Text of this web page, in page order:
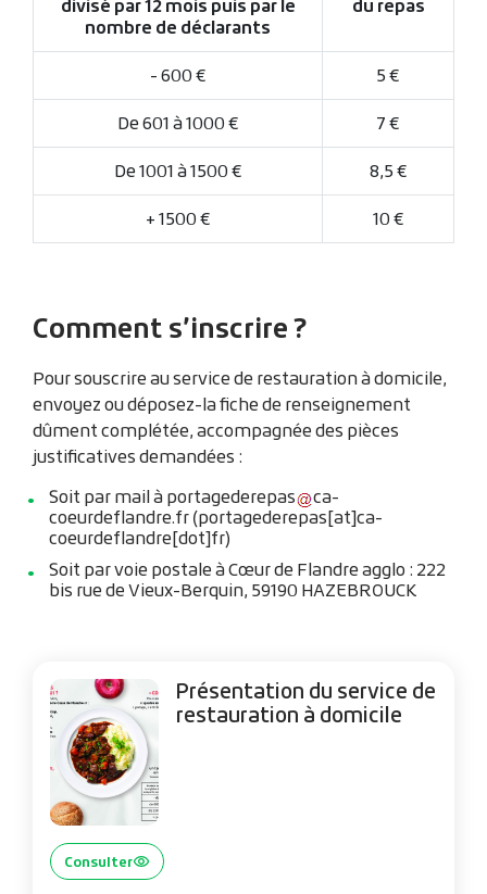
nombre de déclarants
- 600 €
5 €
De 601 à 1000 €
7 €
De 1001 à 1500 €
8,5 €
+ 1500 €
10 €
Comment s’inscrire ?
Pour souscrire au service de restauration à domicile,
envoyez ou déposez-la fiche de renseignement
dûment complétée, accompagnée des pièces
justificatives demandées :
Soit par mail àportagederepas ca-
coeurdeflandre.fr(portagederepas[at]ca-
coeurdeflandre[dot]fr)
Soit par voie postale à Cœur de Flandre agglo : 222
bis rue de Vieux-Berquin, 59190 HAZEBROUCK
Présentation du service de
restauration à domicile
Consulter